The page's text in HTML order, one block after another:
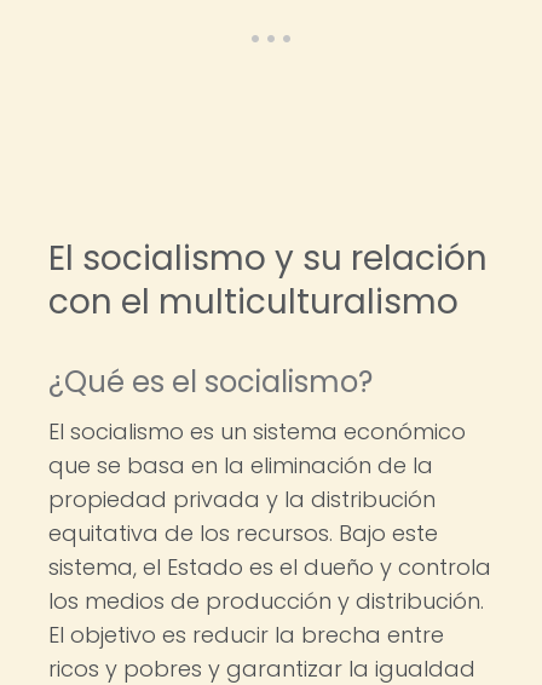
El socialismo y su relación
con el multiculturalismo
¿Qué es el socialismo?
El socialismo es un sistema económico
que se basa en la eliminación de la
propiedad privada y la distribución
equitativa de los recursos. Bajo este
sistema, el Estado es el dueño y controla
los medios de producción y distribución.
El objetivo es reducir la brecha entre
ricos y pobres y garantizar la igualdad